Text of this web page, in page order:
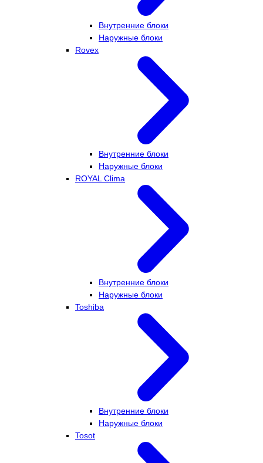
Внутренние блоки
Наружные блоки
Rovex
Внутренние блоки
Наружные блоки
ROYAL Clima
Внутренние блоки
Наружные блоки
Toshiba
Внутренние блоки
Наружные блоки
Tosot